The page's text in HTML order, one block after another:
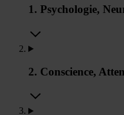
1. Psychologie,
2. Conscience,